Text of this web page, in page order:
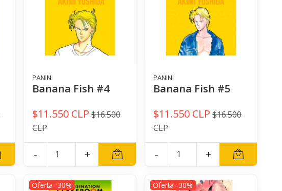
PANINI
Banana Fish #4
$11.550 CLP $16.500
CLP
- +
PANINI
Banana Fish #5
$11.550 CLP $16.500
CLP
- +
Oferta -30% Oferta -30%